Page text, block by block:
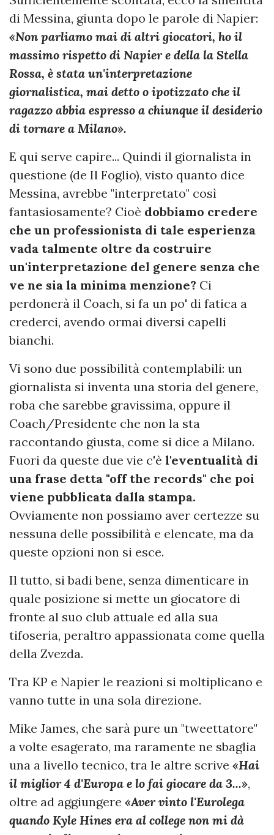
di Messina, giunta dopo le parole di Napier:
«Non parliamo mai di altri giocatori, ho il
massimo rispetto di Napier e della la Stella
Rossa, è stata un'interpretazione
giornalistica, mai detto o ipotizzato che il
ragazzo abbia espresso a chiunque il desiderio
di tornare a Milano».
E qui serve capire... Quindi il giornalista in
questione (de Il Foglio), visto quanto dice
Messina, avrebbe "interpretato" così
fantasiosamente? Cioè dobbiamo credere
che un professionista di tale esperienza
vada talmente oltre da costruire
un'interpretazione del genere senza che
ve ne sia la minima menzione? Ci
perdonerà il Coach, si fa un po' di fatica a
crederci, avendo ormai diversi capelli
bianchi.
Vi sono due possibilità contemplabili: un
giornalista si inventa una storia del genere,
roba che sarebbe gravissima, oppure il
Coach/Presidente che non la sta
raccontando giusta, come si dice a Milano.
Fuori da queste due vie c'è l'eventualità di
una frase detta "off the records" che poi
viene pubblicata dalla stampa.
Ovviamente non possiamo aver certezze su
nessuna delle possibilità e elencate, ma da
queste opzioni non si esce.
Il tutto, si badi bene, senza dimenticare in
quale posizione si mette un giocatore di
fronte al suo club attuale ed alla sua
tifoseria, peraltro appassionata come quella
della Zvezda.
Tra KP e Napier le reazioni si moltiplicano e
vanno tutte in una sola direzione.
Mike James, che sarà pure un "tweettatore"
a volte esagerato, ma raramente ne sbaglia
una a livello tecnico, tra le altre scrive «Hai
il miglior 4 d'Europa e lo fai giocare da 3...»,
oltre ad aggiungere «Aver vinto l'Eurolega
quando Kyle Hines era al college non mi dà